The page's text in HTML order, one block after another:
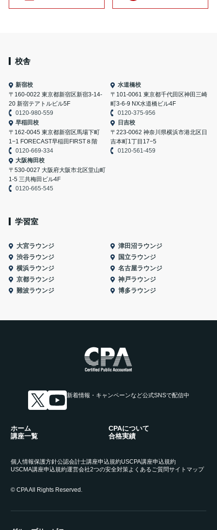
校舎
新宿校
〒160-0022 東京都新宿区新宿3-14-
20 新宿テアトルビル5F
0120-980-559
水道橋校
〒101-0061 東京都千代田区神田三崎
町3-6-9 NX水道橋ビル4F
0120-375-956
早稲田校
〒162-0045 東京都新宿区馬場下町
1−1 FORECAST早稲田FIRST８階
0120-669-334
日吉校
〒223-0062 神奈川県横浜市港北区日
吉本町1丁目17−5
0120-561-459
大阪梅田校
〒530-0027 大阪府大阪市北区堂山町
1-5 三共梅田ビル4F
0120-665-545
学習室
大宮ラウンジ
津田沼ラウンジ
渋谷ラウンジ
国立ラウンジ
横浜ラウンジ
名古屋ラウンジ
京都ラウンジ
神戸ラウンジ
難波ラウンジ
博多ラウンジ
新着情報・キャンペーンなど公式SNSで配信中
ホーム
CPAについて
講座一覧
合格実績
個人情報保護方針公認会計士講座申込規約USCPA講座申込規約
USCMA講座申込規約運営会社2つの安全対策よくあるご質問サイトマップ
© CPA All Rights Reserved.